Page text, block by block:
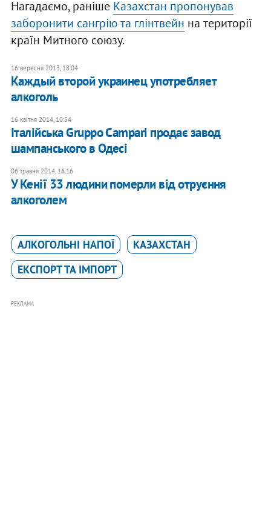
Нагадаємо, раніше Казахстан пропонував
заборонити сангрію та глінтвейн на території
країн Митного союзу.
16 вересня 2013, 18:04
Каждый второй украинец употребляет
алкоголь
16 квітня 2014, 10:54
Італійська Gruppo Campari продає завод
шампанського в Одесі
06 травня 2014, 16:16
У Кенії 33 людини померли від отруєння
алкоголем
АЛКОГОЛЬНІ НАПОЇ
КАЗАХСТАН
ЕКСПОРТ ТА ІМПОРТ
РЕКЛАМА